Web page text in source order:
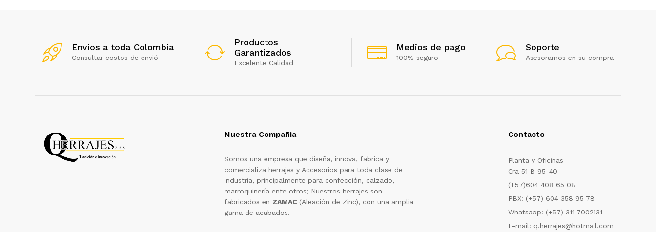
Envios a toda Colombia
Consultar costos de envió
Productos
Garantizados
Excelente Calidad
Medios de pago
100% seguro
Soporte
Asesoramos en su compra
Nuestra Compañia
Somos una empresa que diseña, innova, fabrica y
comercializa herrajes y Accesorios para toda clase de
industria, principalmente para confección, calzado,
marroquinería ente otros; Nuestros herrajes son
fabricados en ZAMAC (Aleación de Zinc), con una amplia
gama de acabados.
Contacto
Planta y Oficinas
Cra 51 B 95-40
(+57)604 408 65 08
PBX: (+57) 604 358 95 78
Whatsapp: (+57) 311 7002131
E-mail: q.herrajes@hotmail.com